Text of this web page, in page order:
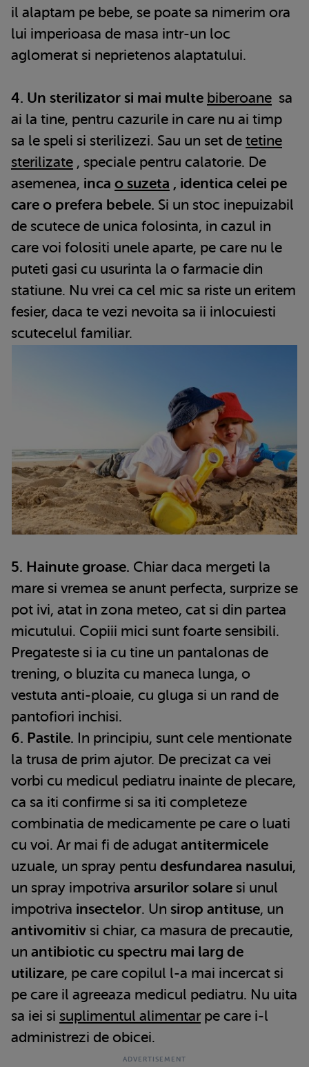
il alaptam pe bebe, se poate sa nimerim ora
lui imperioasa de masa intr-un loc
aglomerat si neprietenos alaptatului.
4. Un sterilizator si mai multe biberoane sa
ai la tine, pentru cazurile in care nu ai timp
sa le speli si sterilizezi. Sau un set de tetine
sterilizate , speciale pentru calatorie. De
asemenea, inca o suzeta , identica celei pe
care o prefera bebele. Si un stoc inepuizabil
de scutece de unica folosinta, in cazul in
care voi folositi unele aparte, pe care nu le
puteti gasi cu usurinta la o farmacie din
statiune. Nu vrei ca cel mic sa riste un eritem
fesier, daca te vezi nevoita sa ii inlocuiesti
scutecelul familiar.
5. Hainute groase. Chiar daca mergeti la
mare si vremea se anunt perfecta, surprize se
pot ivi, atat in zona meteo, cat si din partea
micutului. Copiii mici sunt foarte sensibili.
Pregateste si ia cu tine un pantalonas de
trening, o bluzita cu maneca lunga, o
vestuta anti-ploaie, cu gluga si un rand de
pantofiori inchisi.
6. Pastile. In principiu, sunt cele mentionate
la trusa de prim ajutor. De precizat ca vei
vorbi cu medicul pediatru inainte de plecare,
ca sa iti confirme si sa iti completeze
combinatia de medicamente pe care o luati
cu voi. Ar mai fi de adugat antitermicele
uzuale, un spray pentu desfundarea nasului,
un spray impotriva arsurilor solare si unul
impotriva insectelor. Un sirop antituse, un
antivomitiv si chiar, ca masura de precautie,
un antibiotic cu spectru mai larg de
utilizare, pe care copilul l-a mai incercat si
pe care il agreeaza medicul pediatru. Nu uita
sa iei si suplimentul alimentarpe care i-l
administrezi de obicei.